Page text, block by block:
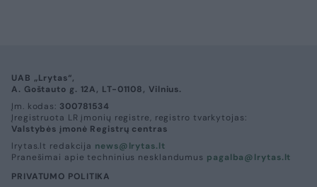
UAB „Lrytas“,
A. Goštauto g. 12A, LT-01108, Vilnius.
Įm. kodas: 300781534
Įregistruota LR įmonių registre, registro tvarkytojas:
Valstybės įmonė Registrų centras
lrytas.lt redakcija news@lrytas.lt
Pranešimai apie techninius nesklandumus pagalba@lrytas.lt
PRIVATUMO POLITIKA